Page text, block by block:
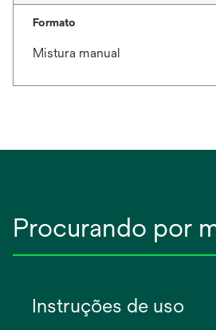
Formato
Mistura manual
Procurando por
Instruções de uso